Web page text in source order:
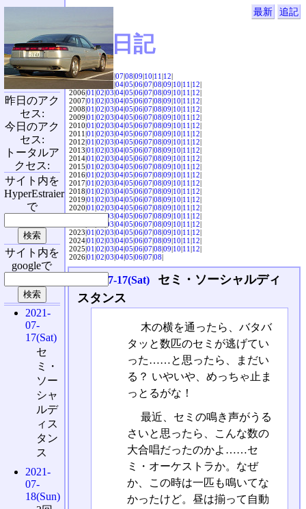
最新 追記
SVX日記
2004|04|05|06|07|08|09|10|11|12|
|04|05|06|07|08|09|10|11|12|
2006|01|02|03|04|05|06|07|08|09|10|11|12|
2007|01|02|03|04|05|06|07|08|09|10|11|12|
2008|01|02|03|04|05|06|07|08|09|10|11|12|
2009|01|02|03|04|05|06|07|08|09|10|11|12|
2010|01|02|03|04|05|06|07|08|09|10|11|12|
2011|01|02|03|04|05|06|07|08|09|10|11|12|
2012|01|02|03|04|05|06|07|08|09|10|11|12|
2013|01|02|03|04|05|06|07|08|09|10|11|12|
2014|01|02|03|04|05|06|07|08|09|10|11|12|
2015|01|02|03|04|05|06|07|08|09|10|11|12|
2016|01|02|03|04|05|06|07|08|09|10|11|12|
2017|01|02|03|04|05|06|07|08|09|10|11|12|
2018|01|02|03|04|05|06|07|08|09|10|11|12|
2019|01|02|03|04|05|06|07|08|09|10|11|12|
2020|01|02|03|04|05|06|07|08|09|10|11|12|
2021|01|02|03|04|05|06|07|08|09|10|11|12|
03|04|05|06|07|08|09|10|11|12|
2023|01|02|03|04|05|06|07|08|09|10|11|12|
2024|01|02|03|04|05|06|07|08|09|10|11|12|
2025|01|02|03|04|05|06|07|08|09|10|11|12|
2026|01|02|03|04|05|06|07|08|
2021-07-17(Sat)
セミ・ソーシャルディ
スタンス
木の横を通ったら、バタバ
タッと数匹のセミが逃げてい
った……と思ったら、まだい
る？ いやいや、めっちゃ止ま
っとるがな！
最近、セミの鳴き声がうる
さいと思ったら、こんな数の
大合唱だったのかよ……セ
ミ・オーケストラか。なぜ
か、この時は一匹も鳴いてな
かったけど。昼は揃って自動
昨日のアク
セス:
今日のアク
セス:
トータルア
クセス:
サイト内を
HyperEstraier
で
サイト内を
googleで
2021-
07-
17(Sat)
セ
ミ・
ソー
シャ
ルデ
ィス
タン
ス
2021-
07-
18(Sun)